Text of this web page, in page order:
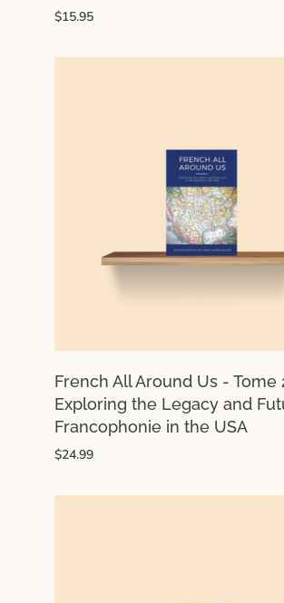
$15.95
French All Around Us - Tome
Exploring the Legacy and
Francophonie in the USA
$24.99